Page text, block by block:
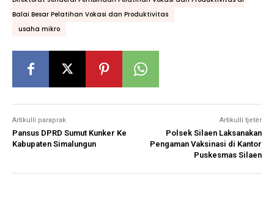
Balai Besar Pelatihan Vokasi dan Produktivitas
usaha mikro
Artikulli paraprak
Pansus DPRD Sumut Kunker Ke
Kabupaten Simalungun
Artikulli tjetër
Polsek Silaen Laksanakan
Pengaman Vaksinasi di Kantor
Puskesmas Silaen